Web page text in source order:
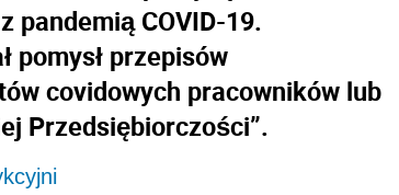
pandemią COVID-19.
pomysł przepisów
covidowych pracowników lub
Przedsiębiorczości”.